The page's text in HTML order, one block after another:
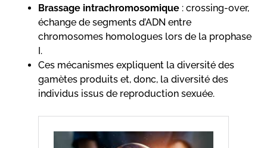
Brassage intrachromosomique : crossing-over,
échange de segments d’ADN entre
chromosomes homologues lors de la prophase
I.
Ces mécanismes expliquent la diversité des
gamètes produits et, donc, la diversité des
individus issus de reproduction sexuée.